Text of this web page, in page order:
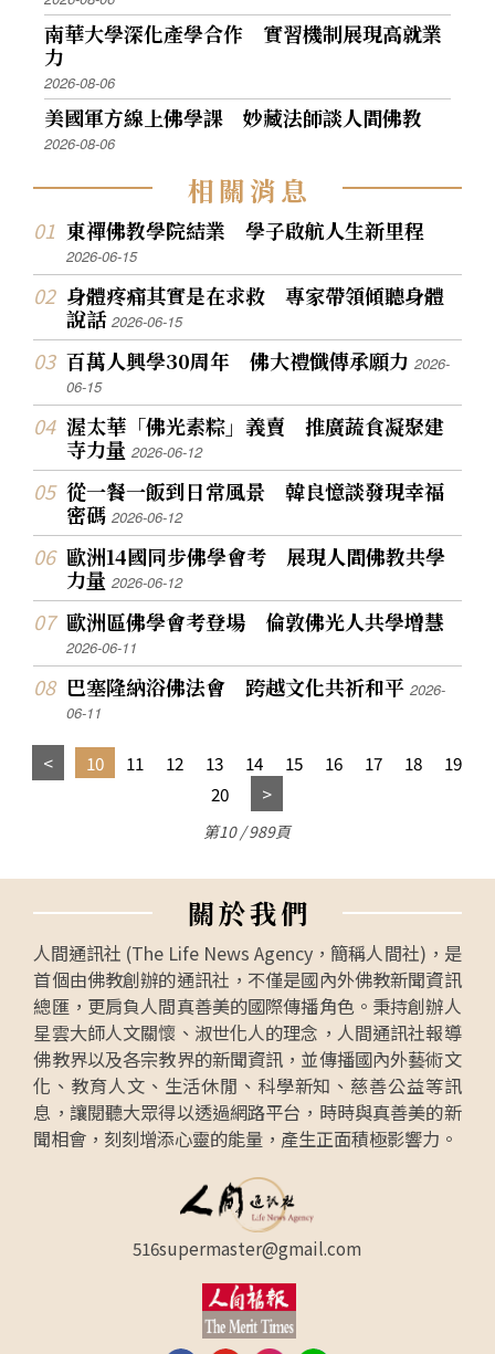
南華大學深化產學合作 實習機制展現高就業
力
2026-08-06
美國軍方線上佛學課 妙藏法師談人間佛教
2026-08-06
相關消息
東禪佛教學院結業 學子啟航人生新里程
2026-06-15
身體疼痛其實是在求救 專家帶領傾聽身體
說話2026-06-15
百萬人興學30周年 佛大禮懺傳承願力2026-
06-15
渥太華「佛光素粽」義賣 推廣蔬食凝聚建
寺力量2026-06-12
從一餐一飯到日常風景 韓良憶談發現幸福
密碼2026-06-12
歐洲14國同步佛學會考 展現人間佛教共學
力量2026-06-12
歐洲區佛學會考登場 倫敦佛光人共學增慧
2026-06-11
巴塞隆納浴佛法會 跨越文化共祈和平2026-
06-11
10 11 12 13 14 15 16 17 18
19
20
第10 / 989頁
關於我們
人間通訊社 (The Life News Agency，簡稱人間社)，是
首個由佛教創辦的通訊社，不僅是國內外佛教新聞資訊
總匯，更肩負人間真善美的國際傳播角色。秉持創辦人
星雲大師人文關懷、淑世化人的理念，人間通訊社報導
佛教界以及各宗教界的新聞資訊，並傳播國內外藝術文
化、教育人文、生活休閒、科學新知、慈善公益等訊
息，讓閱聽大眾得以透過網路平台，時時與真善美的新
聞相會，刻刻增添心靈的能量，產生正面積極影響力。
516supermaster@gmail.com